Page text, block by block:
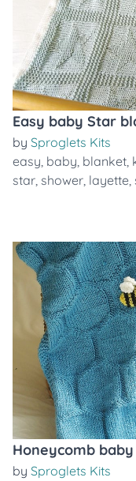
Easy baby Star
by Sproglets Kits
easy, baby, blanket,
star, shower, layette,
Honeycomb
by Sproglets Kits